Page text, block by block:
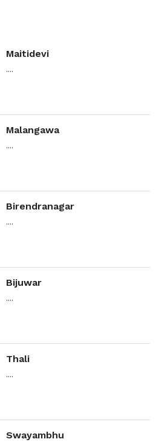
Maitidevi
....
Malangawa
....
Birendranagar
....
Bijuwar
....
Thali
....
Swayambhu